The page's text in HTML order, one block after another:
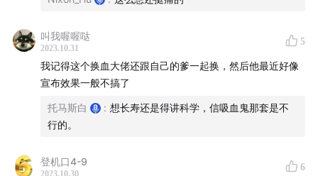
叫我喔喔哒
2023.10.31
5
我记得这个换血大佬还跟自己的爹一起换，然后他最近好像
宣布效果一般不搞了
托马斯白 : 想长寿还是得讲科学，信吸血鬼那套是不
行的。
登机口4-9
2023.10.30
6